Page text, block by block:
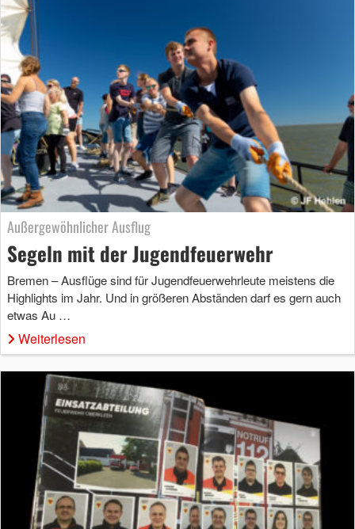
Außergewöhnlicher Ausflug
Segeln mit der Jugendfeuerwehr
Bremen – Ausflüge sind für Jugendfeuerwehrleute meistens die
Highlights im Jahr. Und in größeren Abständen darf es gern auch
etwas Au …
Weiterlesen